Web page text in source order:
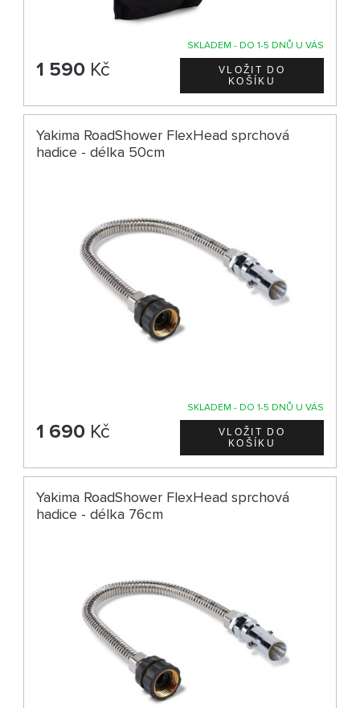
SKLADEM - DO 1-5 DNŮ U VÁS
1 590 Kč
Yakima RoadShower FlexHead sprchová
hadice - délka 50cm
SKLADEM - DO 1-5 DNŮ U VÁS
1 690 Kč
Yakima RoadShower FlexHead sprchová
hadice - délka 76cm